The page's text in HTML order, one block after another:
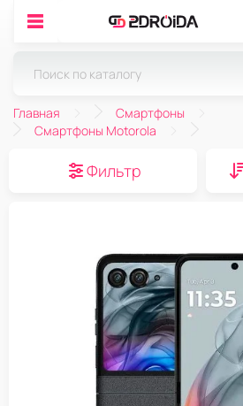
Главная
Смартфоны
Смартфоны Motorola
Фильтр